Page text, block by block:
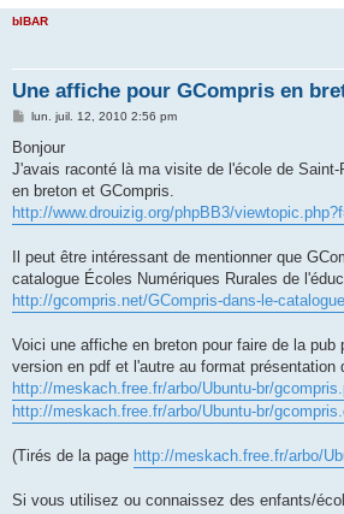
bIBAR
Une affiche pour GCompris en
M
s
a
g
lun. juil. 12, 2010 2:56 pm
Bonjour
J'avais raconté là ma visite de l'école de
en breton et GCompris.
http://www.drouizig.org/phpBB3/
Il peut être intéressant de mentionner que
catalogue Écoles Numériques Rurales de
http://gcompris.net/GCompris-dans-le-
Voici une affiche en breton pour faire de la pub
version en pdf et l'autre au format présentation
http://meskach.free.fr/arbo/Ubuntu-br/
http://meskach.free.fr/arbo/Ubuntu-br/
(Tirés de la page http://meskach.free.fr/arbo/
Si vous utilisez ou connaissez des enfants/